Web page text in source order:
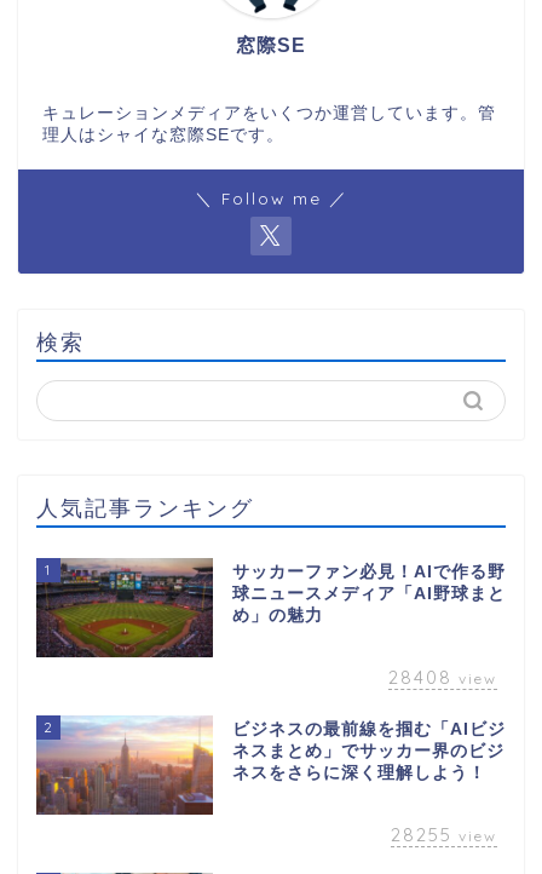
窓際SE
キュレーションメディアをいくつか運営しています。管
理人はシャイな窓際SEです。
＼ Follow me ／
検索
人気記事ランキング
1
サッカーファン必見！AIで作る野
球ニュースメディア「AI野球まと
め」の魅力
28408 view
2
ビジネスの最前線を掴む「AIビジ
ネスまとめ」でサッカー界のビジ
ネスをさらに深く理解しよう！
28255 view